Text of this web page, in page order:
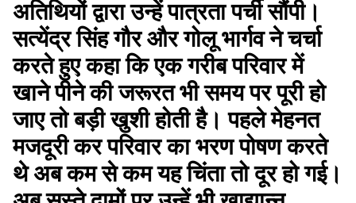
अतिथियों द्वारा उन्हें पात्रता पर्ची सौंपी।
सत्येंद्र सिंह गौर और गोलू भार्गव ने चर्चा
करते हुए कहा कि एक गरीब परिवार में
खाने पीने की जरूरत भी समय पर पूरी हो
जाए तो बड़ी खुशी होती है। पहले मेहनत
मजदूरी कर परिवार का भरण पोषण करते
थे अब कम से कम यह चिंता तो दूर हो गई।